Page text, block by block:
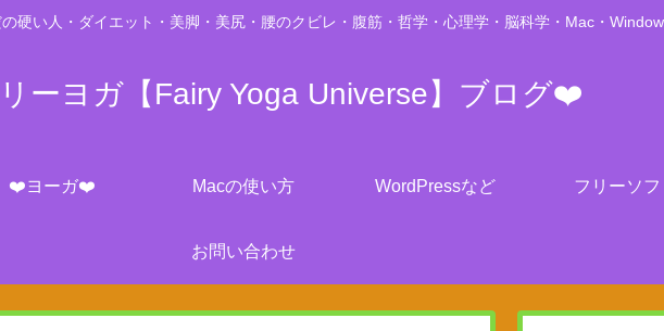
硬い人・ダイエット・美脚・美尻・腰のクビレ・腹筋・哲学・心理学・脳科学・Mac・
ーヨガ【Fairy Yoga Universe】ブログ❤️
❤️ヨーガ❤️ Macの使い方 WordPressなど フリーソフ
お問い合わせ